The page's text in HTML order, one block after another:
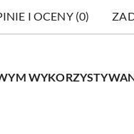
I OCENY (0)